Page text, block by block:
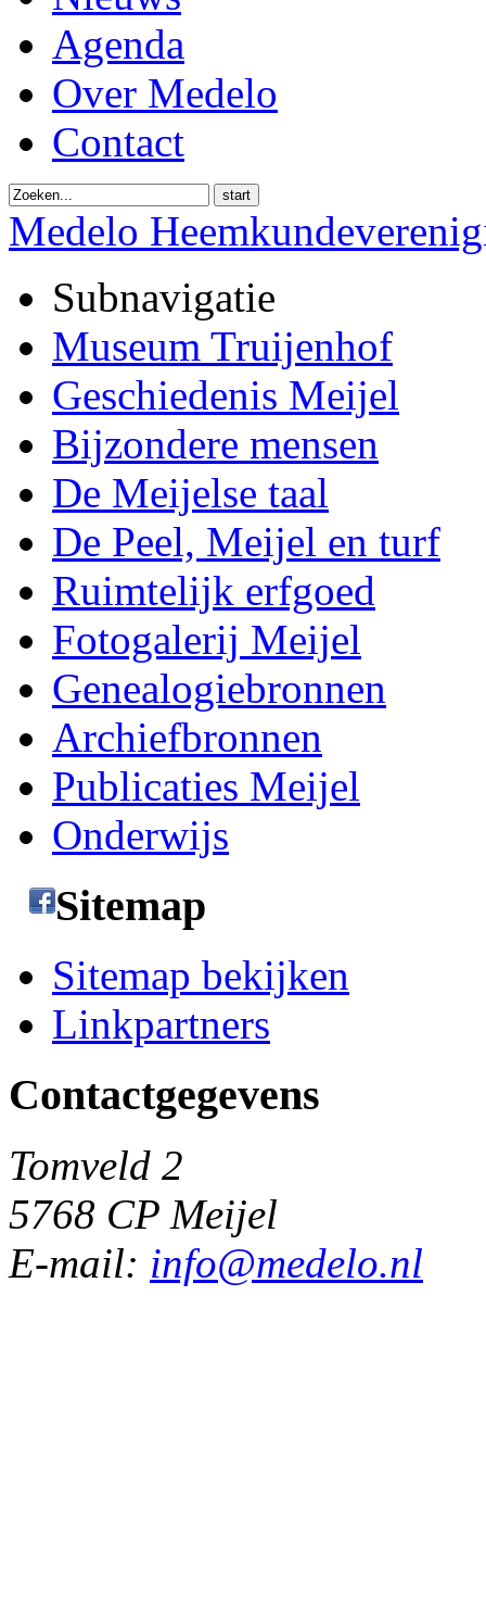
Agenda
Over Medelo
Contact
start
Medelo
Subnavigatie
Museum Truijenhof
Geschiedenis Meijel
Bijzondere mensen
De Meijelse taal
De Peel, Meijel en turf
Ruimtelijk erfgoed
Fotogalerij Meijel
Genealogiebronnen
Archiefbronnen
Publicaties Meijel
Onderwijs
Sitemap
Sitemap bekijken
Linkpartners
Contactgegevens
Tomveld 2
5768 CP Meijel
E-mail: info@medelo.nl